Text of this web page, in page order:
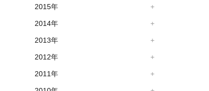
2015年
2014年
2013年
2012年
2011年